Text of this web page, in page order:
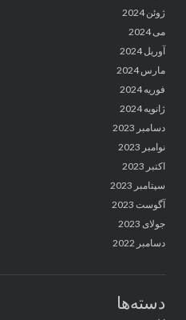
ژوئن 2024
می 2024
آوریل 2024
مارس 2024
فوریه 2024
ژانویه 2024
دسامبر 2023
نوامبر 2023
اکتبر 2023
سپتامبر 2023
آگوست 2023
جولای 2023
دسامبر 2022
دسته‌ها